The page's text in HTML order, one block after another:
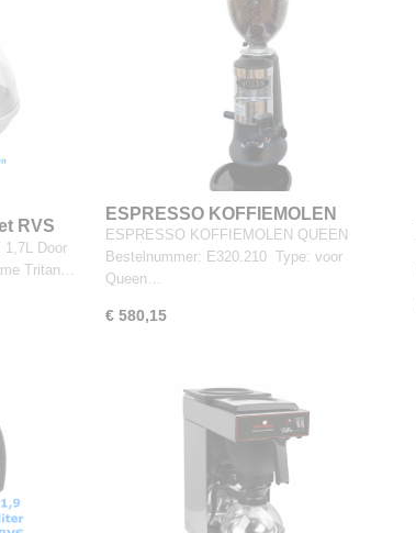
RVS
1,7L Door
Tritan…
ESPRESSO KOFFIEMOLEN
ESPRESSO KOFFIEMOLEN QUEEN
Bestelnummer: E320.210 Type: voor
Queen…
€ 580,15